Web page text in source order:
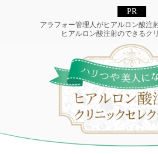
アラフォー管理人がヒアルロン酸注
ヒアルロン酸注射のできるク